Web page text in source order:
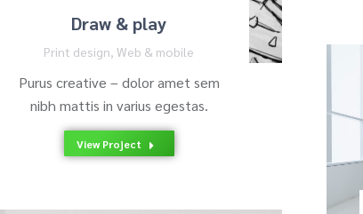
Draw & play
Print design,Web & mobile
Purus creative – dolor amet sem
nibh mattis in varius egestas.
View Project